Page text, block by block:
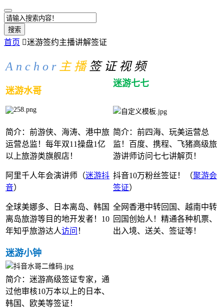
搜索
首页 迷游签约主播讲解签证
A n c h o r 主 播 签 证 视 频
迷游水哥
迷游七七
简介： 前游侠、海涛、港中旅
运营总监！ 每年双11操盘1亿
以上旅游类旗舰店！
阿里千人年会演讲师（迷游抖
音）
全球美娜多、日本离岛、韩国
离岛旅游等目的地开发者！ 10
年知乎旅游达人访问 ！
简介：前四海、玩美运营总
监！百度、携程、飞猪高级旅
游讲师访问七七讲解页 ！
抖音10万粉丝签证！（聚游会
签证）
全网香港中转回国、越南中转
回国创始人！精通各种机票、
出入境、送关、签证等！
迷游小钟
简介：迷游高级签证专家，通
过他审核10万本以上的日本、
韩国、欧美等签证！